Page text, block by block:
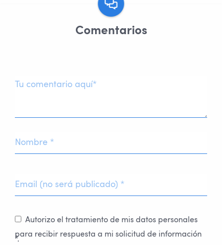
Comentarios
Autorizo el tratamiento de mis datos personales
para recibir respuesta a mi solicitud de información
*.